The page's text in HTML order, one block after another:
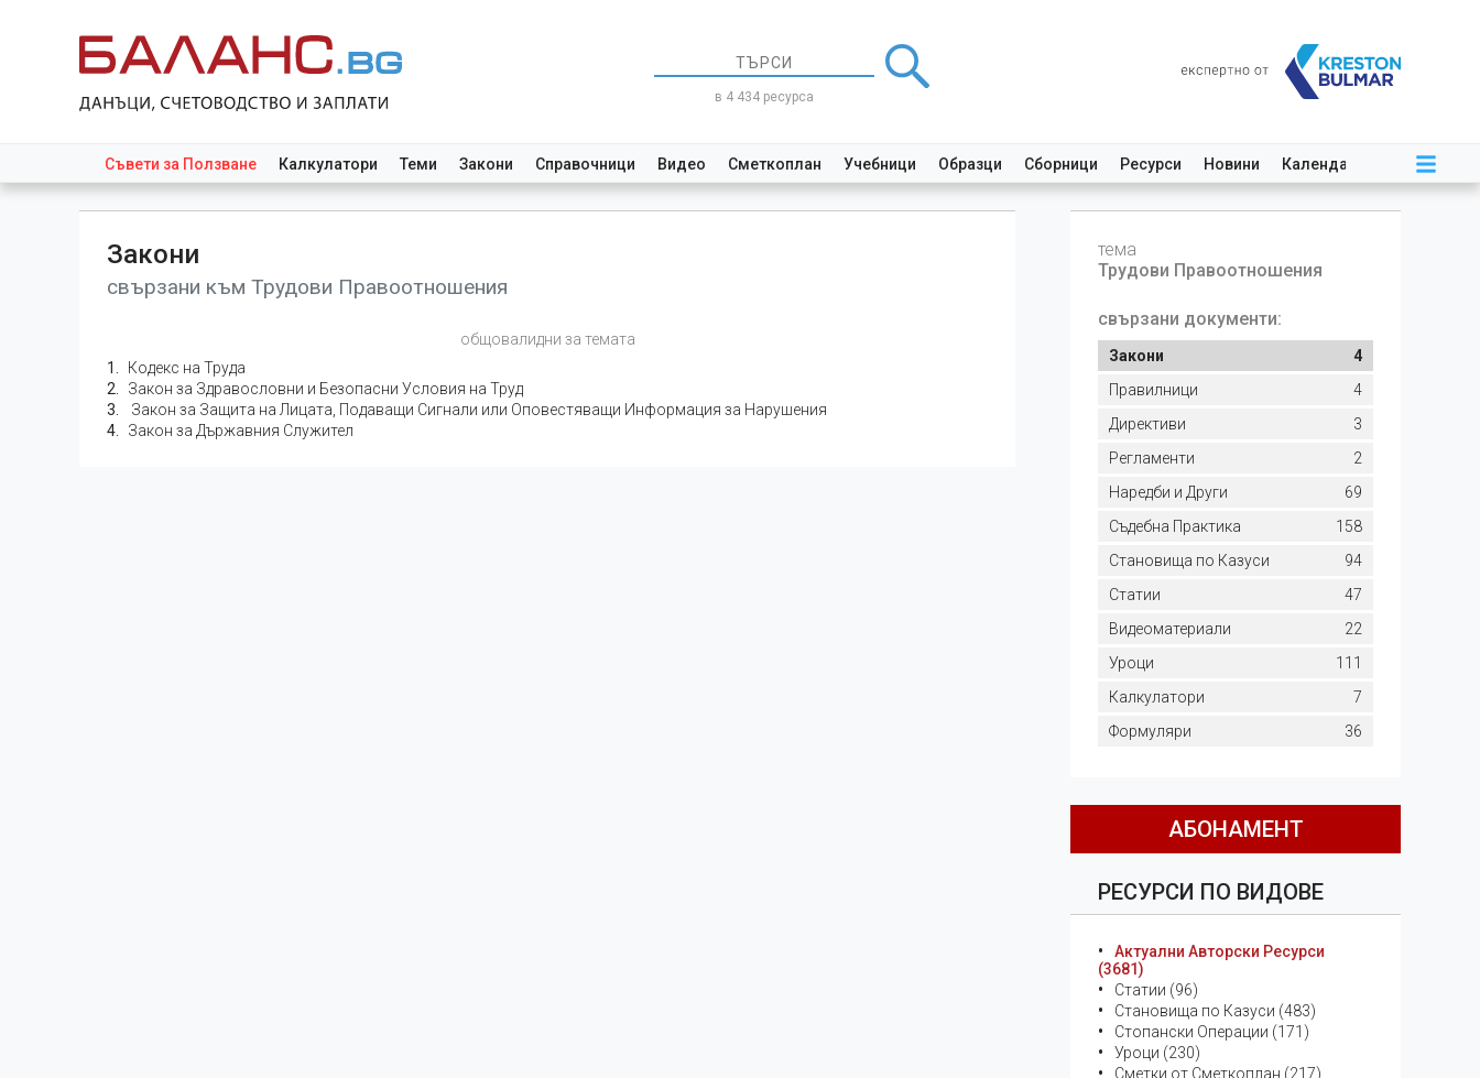
в 4 434 ресурса
Съвети за Ползване Калкулатори Теми Закони Справочници Видео Сметкоплан Учебници Образци Сборници Ресурси Новини Календар
Закони
свързани към Трудови Правоотношения
общовалидни за темата
Кодекс на Труда
Закон за Здравословни и Безопасни Условия на Труд
Закон за Защита на Лицата, Подаващи Сигнали или Оповестяващи Информация за Нарушения
Закон за Държавния Служител
тема
Трудови Правоотношения
свързани документи:
Закони
4
Правилници
4
Директиви
3
Регламенти
2
Наредби и Други
69
Съдебна Практика
158
Становища по Казуси
94
Статии
47
Видеоматериали
22
Уроци
111
Калкулатори
7
Формуляри
36
АБОНАМЕНТ
РЕСУРСИ ПО ВИДОВЕ
Актуални Авторски Ресурси
(3681)
Статии (96)
Становища по Казуси (483)
Стопански Операции (171)
Уроци (230)
Сметки от Сметкоплан (217)